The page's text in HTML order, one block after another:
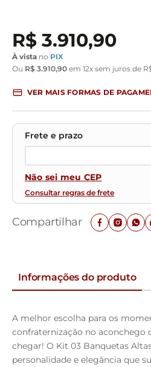
R$ 3.910,90
À vista no PIX
Ou R$ 3.910,90 em 12x sem juros de
VER MAIS FORMAS DE
Não sei meu CEP
Consultar regras de frete
Compartilhar
Informações do produto
A melhor escolha para os
confraternização no aconchego
chegar! O Kit 03 Banquetas
personalidade e elegância que